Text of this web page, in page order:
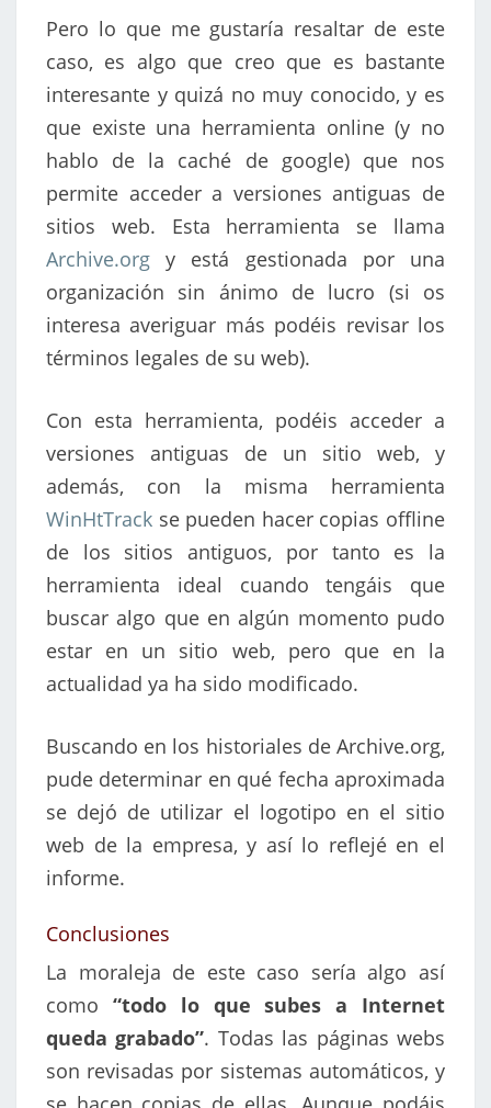
Pero lo que me gustaría resaltar de este
caso, es algo que creo que es bastante
interesante y quizá no muy conocido, y es
que existe una herramienta online (y no
hablo de la caché de google) que nos
permite acceder a versiones antiguas de
sitios web. Esta herramienta se llama
Archive.org y está gestionada por una
organización sin ánimo de lucro (si os
interesa averiguar más podéis revisar los
términos legales de su web).
Con esta herramienta, podéis acceder a
versiones antiguas de un sitio web, y
además, con la misma herramienta
WinHtTrack se pueden hacer copias offline
de los sitios antiguos, por tanto es la
herramienta ideal cuando tengáis que
buscar algo que en algún momento pudo
estar en un sitio web, pero que en la
actualidad ya ha sido modificado.
Buscando en los historiales de Archive.org,
pude determinar en qué fecha aproximada
se dejó de utilizar el logotipo en el sitio
web de la empresa, y así lo reflejé en el
informe.
Conclusiones
La moraleja de este caso sería algo así
como “todo lo que subes a Internet
queda grabado”. Todas las páginas webs
son revisadas por sistemas automáticos, y